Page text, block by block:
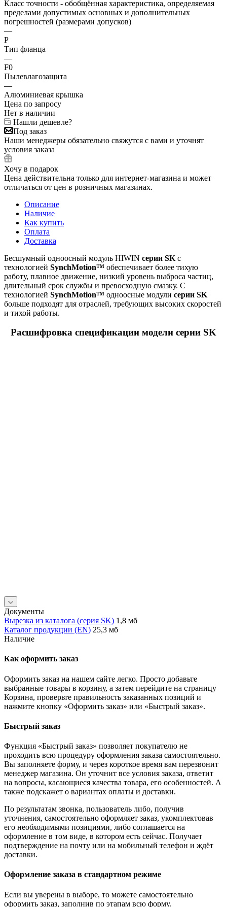
Класс точности - обобщённая характеристика, определяемая
пределами допустимых основных и дополнительных
погрешностей (размерами допусков)
—
P
Тип фланца
—
F0
Пылевлагозащита
—
Алюминиевая крышка
Цена по запросу
Нет в наличии
Нашли дешевле?
Под заказ
Наши менеджеры обязательно свяжутся с вами и уточнят
условия заказа
Хочу в подарок
Цена действительна только для интернет-магазина и может
отличаться от цен в розничных магазинах.
Описание
Наличие
Как купить
Оплата
Доставка
Бесшумный одноосный модуль HIWIN серии SK с
технологией SynchMotion™ обеспечивает более тихую
работу, плавное движение, низкий уровень выброса частиц,
длительный срок службы и превосходную смазку. С
технологией SynchMotion™ одноосные модули серии SK
больше подходят для отраслей, требующих высоких скоростей
и тихой работы.
Расшифровка спецификации модели серии SK
Документы
Вырезка из каталога (серия SK) 1,8 мб
Каталог продукции (EN) 25,3 мб
Наличие
Как оформить заказ
Оформить заказ на нашем сайте легко. Просто добавьте
выбранные товары в корзину, а затем перейдите на страницу
Корзина, проверьте правильность заказанных позиций и
нажмите кнопку «Оформить заказ» или «Быстрый заказ».
Быстрый заказ
Функция «Быстрый заказ» позволяет покупателю не
проходить всю процедуру оформления заказа самостоятельно.
Вы заполняете форму, и через короткое время вам перезвонит
менеджер магазина. Он уточнит все условия заказа, ответит
на вопросы, касающиеся качества товара, его особенностей. А
также подскажет о вариантах оплаты и доставки.
По результатам звонка, пользователь либо, получив
уточнения, самостоятельно оформляет заказ, укомплектовав
его необходимыми позициями, либо соглашается на
оформление в том виде, в котором есть сейчас. Получает
подтверждение на почту или на мобильный телефон и ждёт
доставки.
Оформление заказа в стандартном режиме
Если вы уверены в выборе, то можете самостоятельно
оформить заказ, заполнив по этапам всю форму.